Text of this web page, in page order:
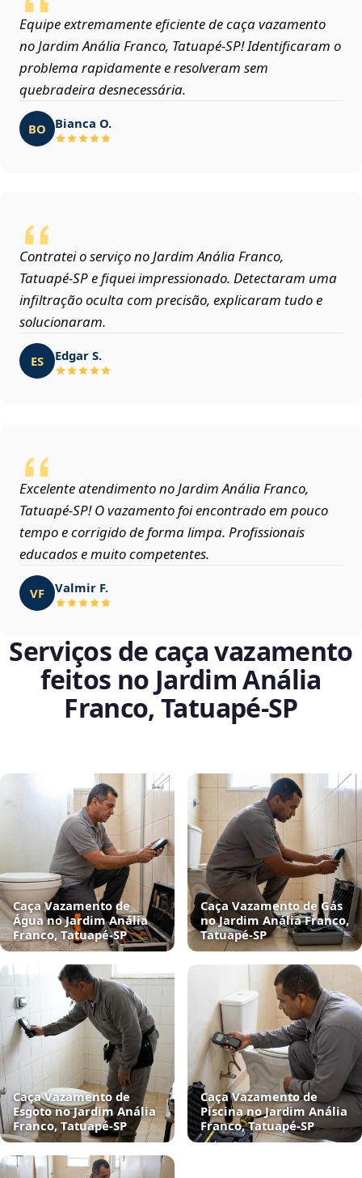
Equipe extremamente eficiente de caça vazamento
no Jardim Anália Franco, Tatuapé‑SP! Identificaram o
problema rapidamente e resolveram sem
quebradeira desnecessária.
BO Bianca O.
Contratei o serviço no Jardim Anália Franco,
Tatuapé‑SP e fiquei impressionado. Detectaram uma
infiltração oculta com precisão, explicaram tudo e
solucionaram.
ES Edgar S.
Excelente atendimento no Jardim Anália Franco,
Tatuapé‑SP! O vazamento foi encontrado em pouco
tempo e corrigido de forma limpa. Profissionais
educados e muito competentes.
VF Valmir F.
Serviços de caça vazamento
feitos no Jardim Anália
Franco, Tatuapé‑SP
Caça Vazamento de
Água no Jardim Anália
Franco, Tatuapé‑SP
Caça Vazamento de Gás
no Jardim Anália Franco,
Tatuapé‑SP
Caça Vazamento de
Esgoto no Jardim Anália
Franco, Tatuapé‑SP
Caça Vazamento de
Piscina no Jardim Anália
Franco, Tatuapé‑SP